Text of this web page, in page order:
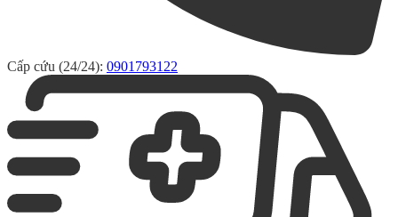
Cấp cứu (24/24): 0901793122